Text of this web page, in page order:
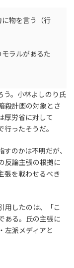
物を言う（行
ラルがあるた
う。小林よしのり氏
殺計画の対象とさ
厚労省に対して
行ったそうだ。
のかは不明だが、
反論主張の根拠に
張を戦わせるべき
用したのは、「こ
ある。氏の主張に
左派メディアと